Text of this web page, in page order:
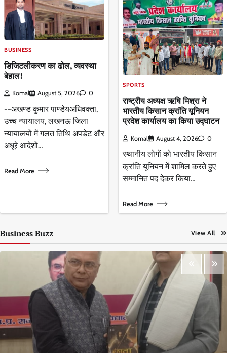
BUSINESS
डिजिटलीकरण का ढोल, व्यवस्था
बेहाल!
Komal August 5, 2026 0
--अखण्ड कुमार पाण्डेयअधिवक्ता,
उच्च न्यायालय, लखनऊ जिला
न्यायालयों में गलत तिथि अपडेट और
अधूरे आदेशों…
Read More
SPORTS
राष्ट्रीय अध्यक्ष ऋषि मिश्रा ने
भारतीय किसान क्रांति यूनियन
प्रदेश कार्यालय का किया उद्घाटन
Komal August 4, 2026 0
स्थानीय लोगों को भारतीय किसान
क्रांति यूनियन में शामिल करते हुए
सम्मानित पद देकर किया…
Read More
Business Buzz View All